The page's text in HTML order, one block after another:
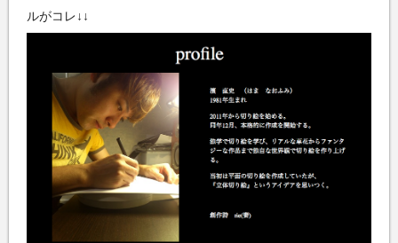
ルがコレ↓↓